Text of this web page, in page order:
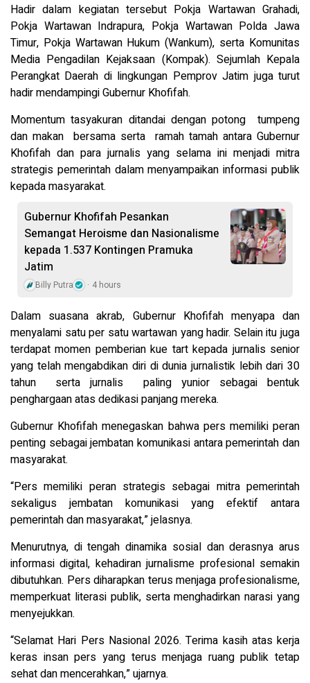
Hadir dalam kegiatan tersebut Pokja Wartawan Grahadi,
Pokja Wartawan Indrapura, Pokja Wartawan Polda Jawa
Timur, Pokja Wartawan Hukum (Wankum), serta Komunitas
Media Pengadilan Kejaksaan (Kompak). Sejumlah Kepala
Perangkat Daerah di lingkungan Pemprov Jatim juga turut
hadir mendampingi Gubernur Khofifah.
Momentum tasyakuran ditandai dengan potong tumpeng
dan makan bersama serta ramah tamah antara Gubernur
Khofifah dan para jurnalis yang selama ini menjadi mitra
strategis pemerintah dalam menyampaikan informasi publik
kepada masyarakat.
Gubernur Khofifah Pesankan
Semangat Heroisme dan Nasionalisme
kepada 1.537 Kontingen Pramuka
Jatim
Billy Putra 4 hours
Dalam suasana akrab, Gubernur Khofifah menyapa dan
menyalami satu per satu wartawan yang hadir. Selain itu juga
terdapat momen pemberian kue tart kepada jurnalis senior
yang telah mengabdikan diri di dunia jurnalistik lebih dari 30
tahun serta jurnalis paling yunior sebagai bentuk
penghargaan atas dedikasi panjang mereka.
Gubernur Khofifah menegaskan bahwa pers memiliki peran
penting sebagai jembatan komunikasi antara pemerintah dan
masyarakat.
“Pers memiliki peran strategis sebagai mitra pemerintah
sekaligus jembatan komunikasi yang efektif antara
pemerintah dan masyarakat,” jelasnya.
Menurutnya, di tengah dinamika sosial dan derasnya arus
informasi digital, kehadiran jurnalisme profesional semakin
dibutuhkan. Pers diharapkan terus menjaga profesionalisme,
memperkuat literasi publik, serta menghadirkan narasi yang
menyejukkan.
“Selamat Hari Pers Nasional 2026. Terima kasih atas kerja
keras insan pers yang terus menjaga ruang publik tetap
sehat dan mencerahkan,” ujarnya.